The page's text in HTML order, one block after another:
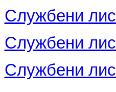
Службени
Службени
Службени